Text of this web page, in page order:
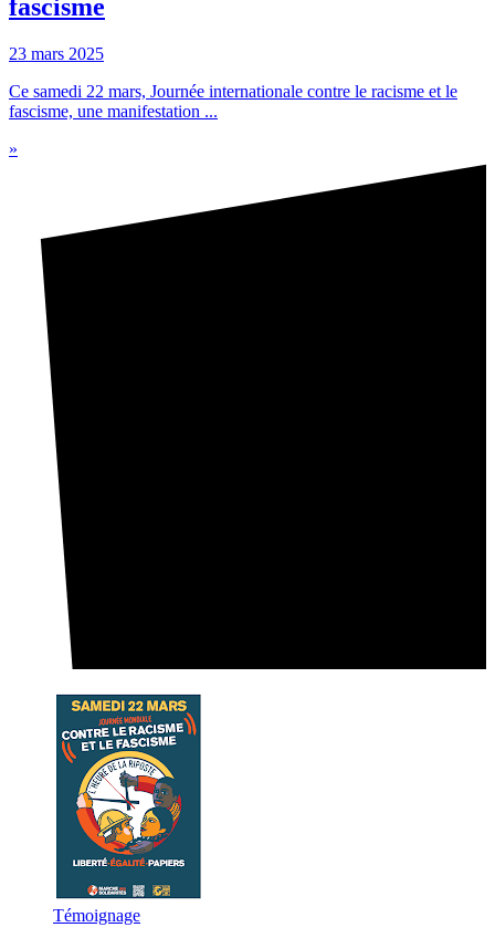
fascisme
23 mars 2025
Ce samedi 22 mars, Journée internationale contre le racisme et le
fascisme, une manifestation ...
»
Témoignage